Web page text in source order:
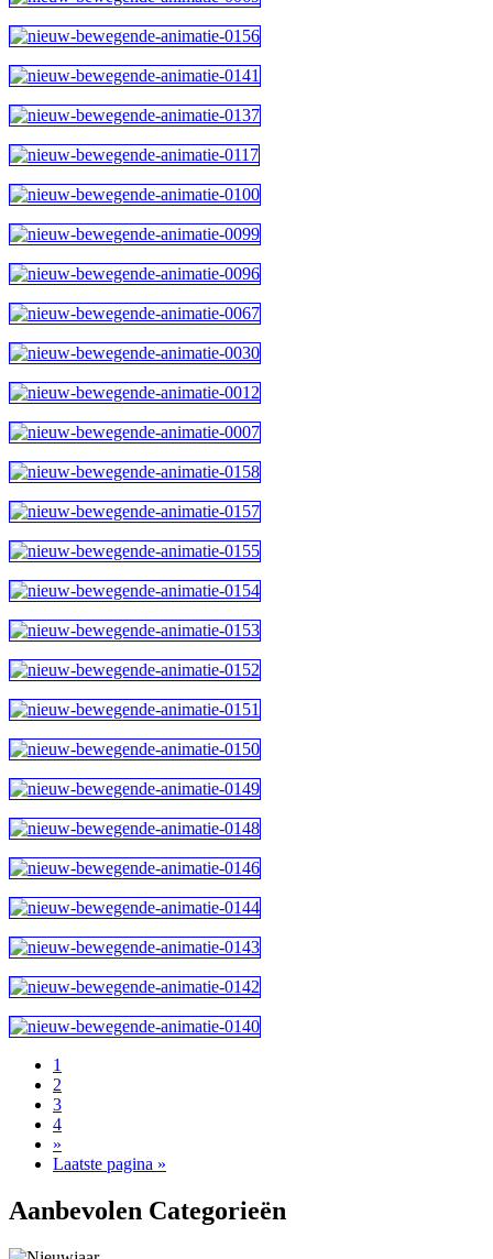
1
2
3
4
»
Laatste pagina »
Aanbevolen Categorieën